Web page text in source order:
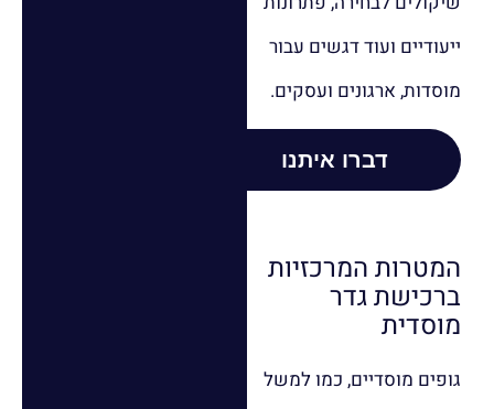
ייעודיים ועוד דגשים עבור
מוסדות, ארגונים ועסקים.
דברו איתנו
המטרות המרכזיות
ברכישת גדר
מוסדית
גופים מוסדיים, כמו למשל